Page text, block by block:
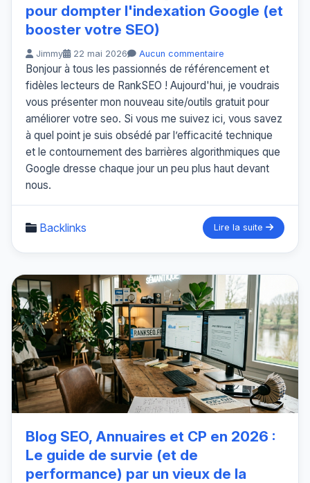
pour dompter l'indexation Google (et
booster votre SEO)
Jimmy 22 mai 2026 Aucun commentaire
Bonjour à tous les passionnés de référencement et
fidèles lecteurs de RankSEO ! Aujourd'hui, je voudrais
vous présenter mon nouveau site/outils gratuit pour
améliorer votre seo. Si vous me suivez ici, vous savez
à quel point je suis obsédé par l’efficacité technique
et le contournement des barrières algorithmiques que
Google dresse chaque jour un peu plus haut devant
nous.
Backlinks Lire la suite
Blog SEO, Annuaires et CP en 2026 :
Le guide de survie (et de
performance) par un vieux de la